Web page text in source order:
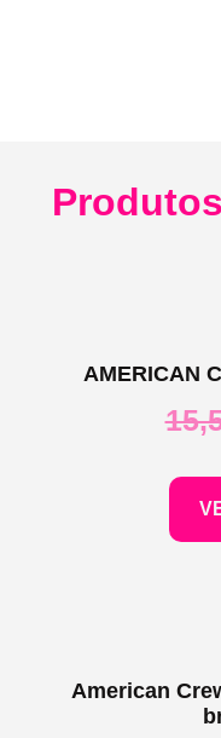
AMERICAN
American